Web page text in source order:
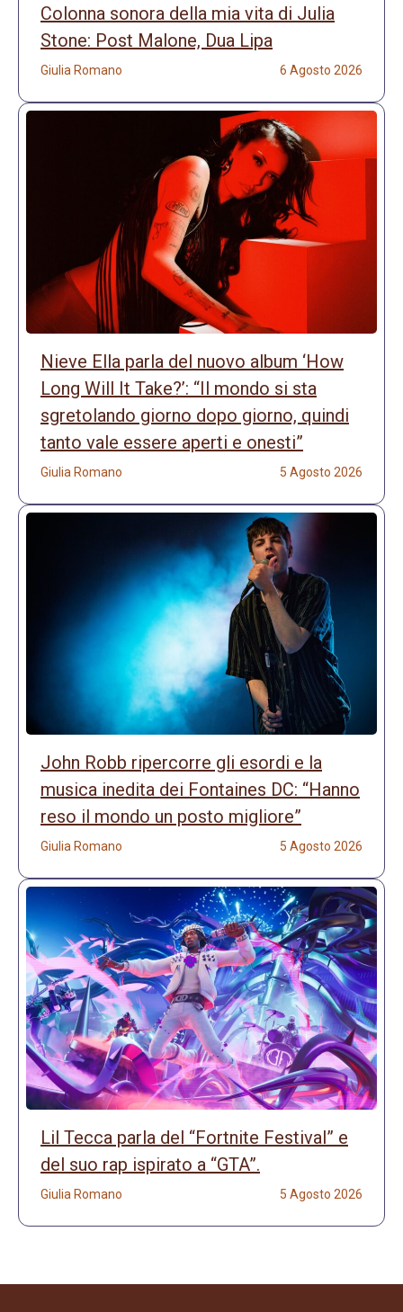
Colonna sonora della mia vita di Julia
Stone: Post Malone, Dua Lipa
Giulia Romano 6 Agosto 2026
Nieve Ella parla del nuovo album ‘How
Long Will It Take?’: “Il mondo si sta
sgretolando giorno dopo giorno, quindi
tanto vale essere aperti e onesti”
Giulia Romano 5 Agosto 2026
John Robb ripercorre gli esordi e la
musica inedita dei Fontaines DC: “Hanno
reso il mondo un posto migliore”
Giulia Romano 5 Agosto 2026
Lil Tecca parla del “Fortnite Festival” e
del suo rap ispirato a “GTA”.
Giulia Romano 5 Agosto 2026